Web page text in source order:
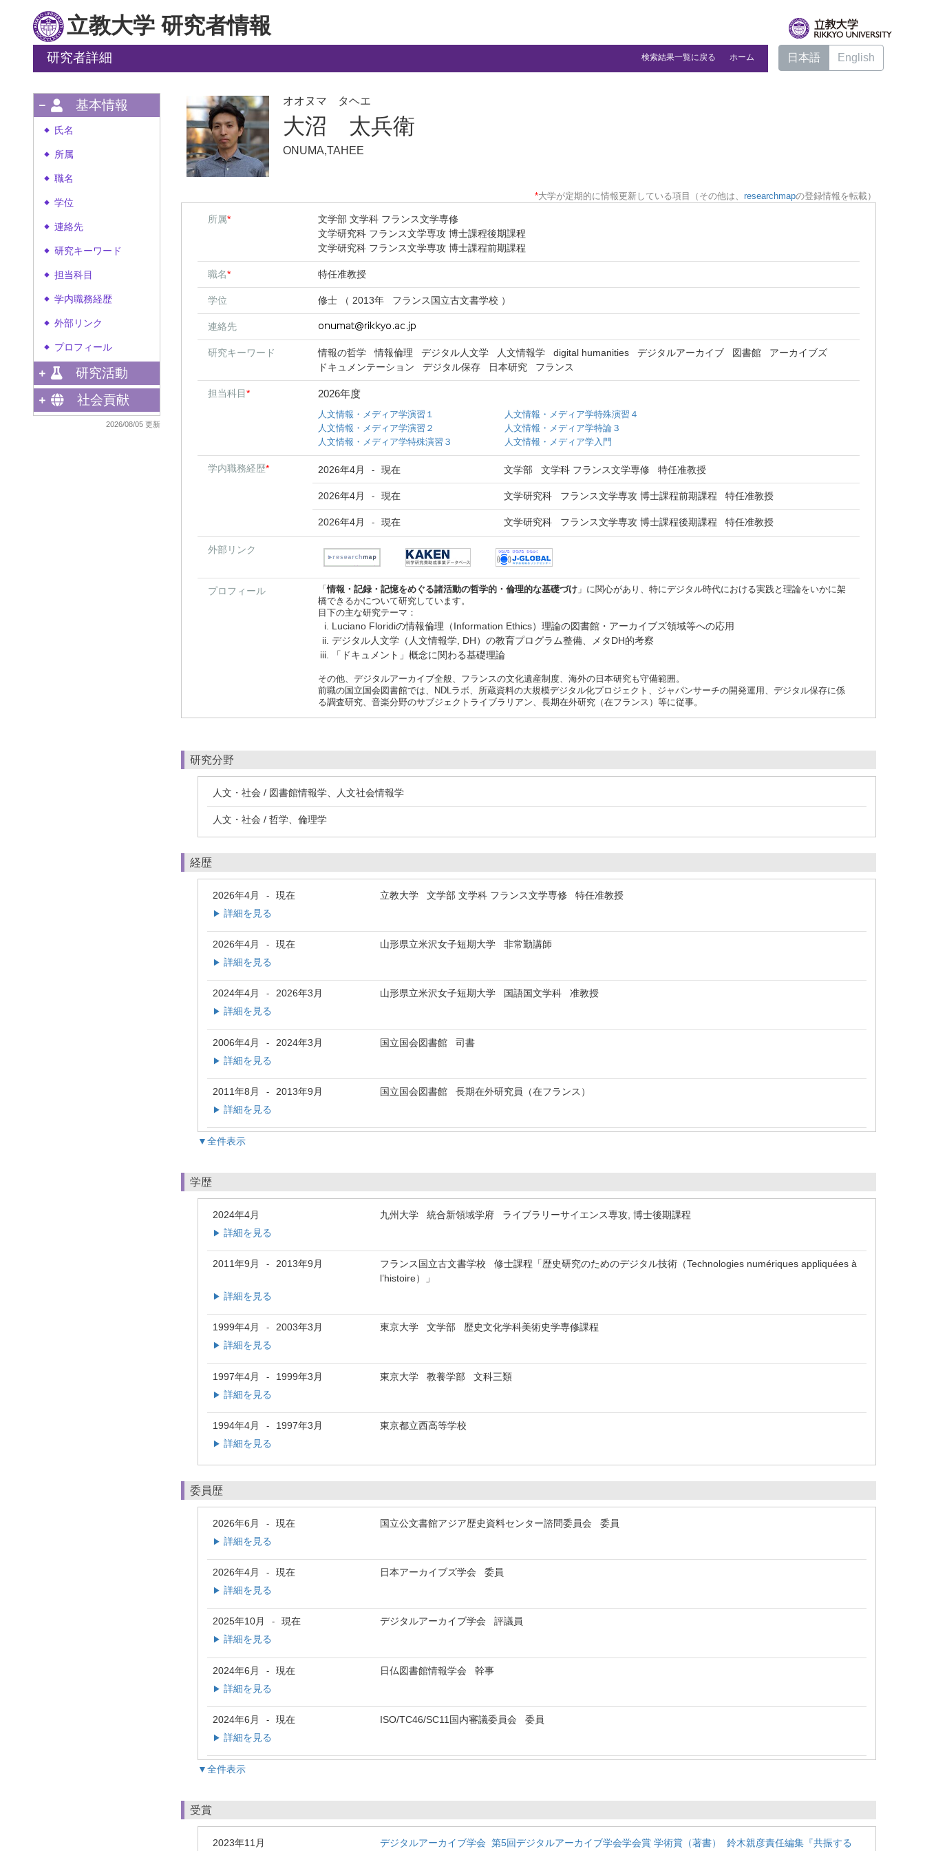
立教大学 研究者情報
研究者詳細 検索結果一覧に戻る ホーム 日本語 English
基本情報
◆ 氏名
◆ 所属
◆ 職名
◆ 学位
◆ 連絡先
◆ 研究キーワード
◆ 担当科目
◆ 学内職務経歴
◆ 外部リンク
◆ プロフィール
研究活動
社会貢献
2026/08/05 更新
オオヌマ タヘエ
大沼 太兵衛
ONUMA,TAHEE
*大学が定期的に情報更新している項目（その他は、 researchmapの登録情報を転載）
所属*
文学部 文学科 フランス文学専修
文学研究科 フランス文学専攻 博士課程後期課程
文学研究科 フランス文学専攻 博士課程前期課程
職名* 特任准教授
学位 修士 （ 2013年 フランス国立古文書学校 ）
連絡先
研究キーワード 情報の哲学 情報倫理 デジタル人文学 人文情報学 digital humanities デジタルアーカイブ 図書館
アーカイブズ
ドキュメンテーション
デジタル保存 日本研究 フランス
担当科目* 2026年度
人文情報・メディア学演習１
人文情報・メディア学演習２
人文情報・メディア学特殊演習３
人文情報・メディア学特殊演習４
人文情報・メディア学特論３
人文情報・メディア学入門
学内職務経歴* 2026年4月 - 現在 文学部 文学科 フランス文学専修 特任准教授
2026年4月 - 現在 文学研究科 フランス文学専攻 博士課程前期課程 特任准教授
2026年4月 - 現在 文学研究科 フランス文学専攻 博士課程後期課程 特任准教授
外部リンク
プロフィール 「情報・記録・記憶をめぐる諸活動の哲学的・倫理的な基礎づけ 」に関心があり、特にデジタル時代における実践と理論をいかに架
橋できるかについて研究しています。
目下の主な研究テーマ：
Luciano Floridiの情報倫理（Information Ethics）理論の図書館・アーカイブズ領域等への応用
デジタル人文学（人文情報学, DH）の教育プログラム整備、メタDH的考察
「ドキュメント」概念に関わる基礎理論
その他、デジタルアーカイブ全般、フランスの文化遺産制度、海外の日本研究も守備範囲。
前職の国立国会図書館では、NDLラボ、所蔵資料の大規模デジタル化プロジェクト、ジャパンサーチの開発運用、デジタル保存に係
る調査研究、音楽分野のサブジェクトライブラリアン、長期在外研究（在フランス）等に従事。
研究分野
人文・社会 / 図書館情報学、人文社会情報学
人文・社会 / 哲学、倫理学
経歴
2026年4月 - 現在 立教大学 文学部 文学科 フランス文学専修 特任准教授
▶ 詳細を見る
2026年4月 - 現在 山形県立米沢女子短期大学 非常勤講師
▶ 詳細を見る
2024年4月 - 2026年3月 山形県立米沢女子短期大学 国語国文学科 准教授
▶ 詳細を見る
2006年4月 - 2024年3月 国立国会図書館 司書
▶ 詳細を見る
2011年8月 - 2013年9月 国立国会図書館 長期在外研究員（在フランス）
▶ 詳細を見る
▼全件表示
学歴
2024年4月 九州大学 統合新領域学府 ライブラリーサイエンス専攻, 博士後期課程
▶ 詳細を見る
2011年9月 - 2013年9月
フランス国立古文書学校 修士課程「歴史研究のためのデジタル技術（Technologies numériques appliquées à
l’histoire）」
▶ 詳細を見る
1999年4月 - 2003年3月 東京大学 文学部 歴史文化学科美術史学専修課程
▶ 詳細を見る
1997年4月 - 1999年3月 東京大学 教養学部 文科三類
▶ 詳細を見る
1994年4月 - 1997年3月 東京都立西高等学校
▶ 詳細を見る
委員歴
2026年6月 - 現在 国立公文書館アジア歴史資料センター諮問委員会 委員
▶ 詳細を見る
2026年4月 - 現在 日本アーカイブズ学会 委員
▶ 詳細を見る
2025年10月 - 現在 デジタルアーカイブ学会 評議員
▶ 詳細を見る
2024年6月 - 現在 日仏図書館情報学会 幹事
▶ 詳細を見る
2024年6月 - 現在 ISO/TC46/SC11国内審議委員会 委員
▶ 詳細を見る
▼全件表示
受賞
2023年11月
デジタルアーカイブ学会 第5回デジタルアーカイブ学会学会賞 学術賞（著書） 鈴木親彦責任編集『共振する